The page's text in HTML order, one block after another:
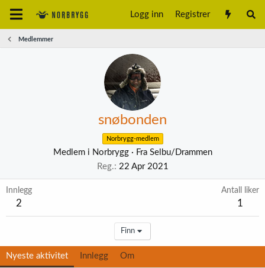
Logg inn Registrer
Medlemmer
snøbonden
Norbrygg-medlem
Medlem i Norbrygg · Fra Selbu/Drammen
Reg. 22 Apr 2021
Innlegg
2
Antall liker
1
Finn
Nyeste aktivitet Innlegg Om